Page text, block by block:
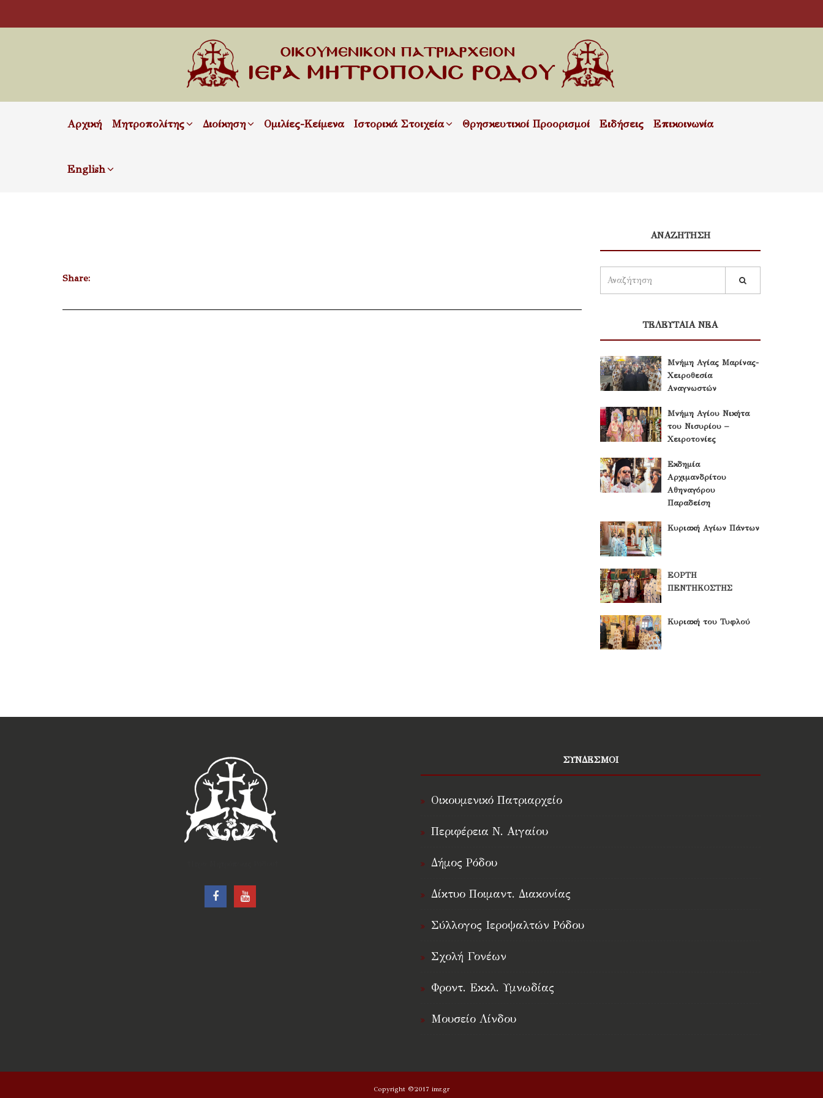
Αρχική Μητροπολίτης Διοίκηση Ομιλίες-Κείμενα Ιστορικά Στοιχεία Θρησκευτικοί Προορισμοί Ειδήσεις Επικοινωνία
English
Share:
ΑΝΑΖΗΤΗΣΗ
ΤΕΛΕΥΤΑΙΑ ΝΕΑ
Μνήμη Αγίας Μαρίνας-
Χειροθεσία
Αναγνωστών
Μνήμη Αγίου Νικήτα
του Νισυρίου –
Χειροτονίες
Εκδημία
Αρχιμανδρίτου
Αθηναγόρου
Παραδείση
Κυριακή Αγίων Πάντων
ΕΟΡΤΗ
ΠΕΝΤΗΚΟΣΤΗΣ
Κυριακή του Τυφλού
ΣΥΝΔΕΣΜΟΙ
Οικουμενικό Πατριαρχείο
Περιφέρεια Ν. Αιγαίου
Δήμος Ρόδου
Δίκτυο Ποιμαντ. Διακονίας
Σύλλογος Ιεροψαλτών Ρόδου
Σχολή Γονέων
Φροντ. Εκκλ. Υμνωδίας
Μουσείο Λίνδου
Copyright ©2017 imr.gr